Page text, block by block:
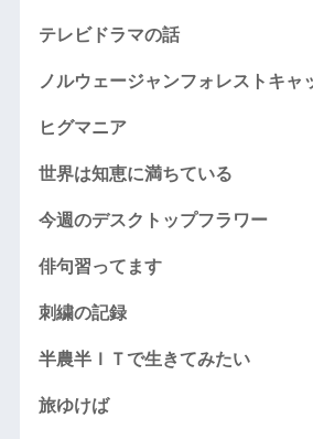
テレビドラマの話
ノルウェージャンフォレストキャ
ヒグマニア
世界は知恵に満ちている
今週のデスクトップフラワー
俳句習ってます
刺繍の記録
半農半ＩＴで生きてみたい
旅ゆけば